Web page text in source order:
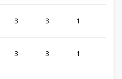
3 3 1
3 3 1